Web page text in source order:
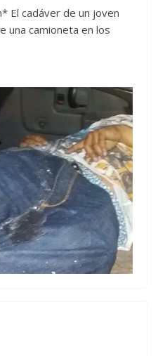
El cadáver de un joven
una camioneta en los